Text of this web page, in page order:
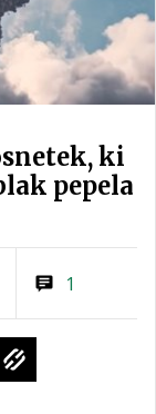
ki
pepela
1